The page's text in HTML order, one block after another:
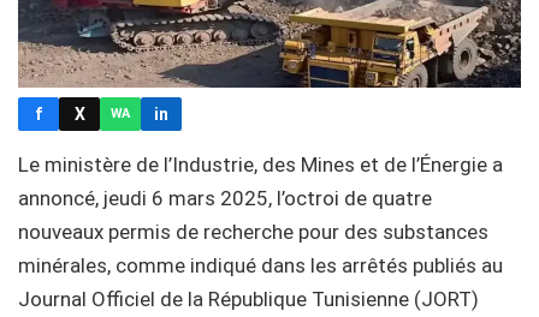
f X WA in
Le ministère de l’Industrie, des Mines et de l’Énergie a
annoncé, jeudi 6 mars 2025, l’octroi de quatre
nouveaux permis de recherche pour des substances
minérales, comme indiqué dans les arrêtés publiés au
Journal Officiel de la République Tunisienne (JORT)